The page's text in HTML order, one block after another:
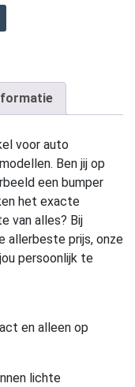
voor auto
Ben jij op
een bumper
het exacte
van alles? Bij
allerbeste prijs, onze
persoonlijk te
en alleen op
lichte